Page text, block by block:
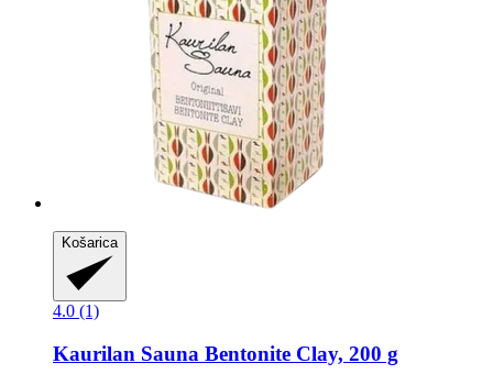
Košarica
4.0 (1)
Kaurilan Sauna Bentonite Clay, 200 g